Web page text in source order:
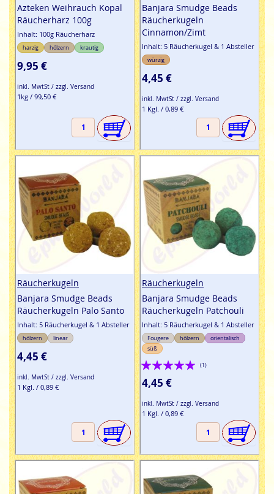
Azteken Weihrauch Kopal
Räucherharz 100g
Inhalt: 100g Räucherharz
harzig hölzern krautig
9,95 €
inkl. MwtSt / zzgl. Versand
1kg / 99,50 €
Banjara Smudge Beads
Räucherkugeln
Cinnamon/Zimt
Inhalt: 5 Räucherkugel & 1 Absteller
würzig
4,45 €
inkl. MwtSt / zzgl. Versand
1 Kgl. / 0,89 €
Räucherkugeln
Banjara Smudge Beads
Räucherkugeln Palo Santo
Inhalt: 5 Räucherkugel & 1 Absteller
hölzern linear
4,45 €
inkl. MwtSt / zzgl. Versand
1 Kgl. / 0,89 €
Räucherkugeln
Banjara Smudge Beads
Räucherkugeln Patchouli
Inhalt: 5 Räucherkugel & 1 Absteller
Fougere hölzern
orientalisch
süß
Bewertung:
100%
(1)
4,45 €
inkl. MwtSt / zzgl. Versand
1 Kgl. / 0,89 €